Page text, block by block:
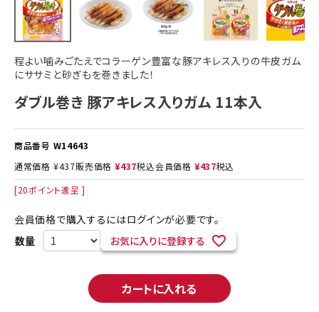
程よい噛みごたえでコラーゲン豊富な豚アキレス入りの牛皮ガム
にササミと砂ぎもを巻きました！
ダブル巻き 豚アキレス入りガム 11本入
商品番号 W14643
通常価格 ¥437販売価格 ¥437税込会員価格 ¥437税込
[20ポイント進呈 ]
会員価格で購入するにはログインが必要です。
お気に入りに登録する
カートに入れる